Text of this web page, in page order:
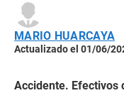
MARIO HUARCAYA
Actualizado el 01/06/
Accidente. Efectivos